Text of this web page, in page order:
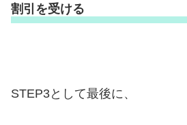
割引を受ける
STEP3として最後に、